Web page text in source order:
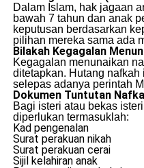
Dalam Islam, hak jagaan
bawah 7 tahun dan anak
keputusan berdasarkan
pilihan mereka sama ada
Bilakah Kegagalan
Kegagalan menunaikan
ditetapkan. Hutang
selepas adanya perintah
Dokumen Tuntutan
Bagi isteri atau bekas
diperlukan termasuklah:
Kad pengenalan
Surat perakuan nikah
Surat perakuan cerai
Sijil kelahiran anak